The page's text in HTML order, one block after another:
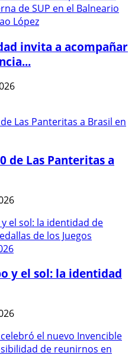
invita a acompañar
de Las Panteritas a
y el sol: la identidad